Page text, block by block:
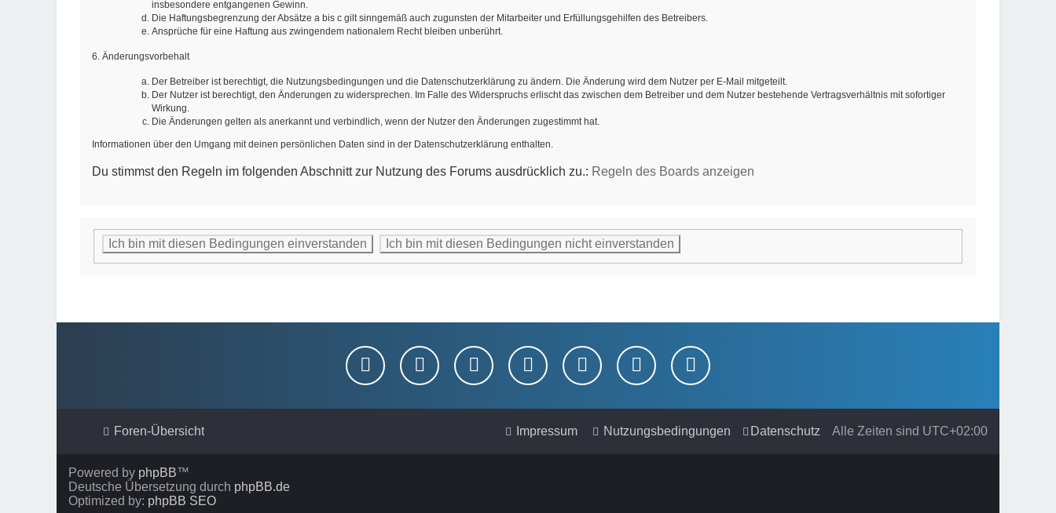
insbesondere entgangenen Gewinn.
Die Haftungsbegrenzung der Absätze a bis c gilt sinngemäß auch zugunsten der Mitarbeiter und Erfüllungsgehilfen des Betreibers.
Ansprüche für eine Haftung aus zwingendem nationalem Recht bleiben unberührt.
6. Änderungsvorbehalt
Der Betreiber ist berechtigt, die Nutzungsbedingungen und die Datenschutzerklärung zu ändern. Die Änderung wird dem Nutzer per E-Mail mitgeteilt.
Der Nutzer ist berechtigt, den Änderungen zu widersprechen. Im Falle des Widerspruchs erlischt das zwischen dem Betreiber und dem Nutzer bestehende Vertragsverhältnis mit sofortiger
Wirkung.
Die Änderungen gelten als anerkannt und verbindlich, wenn der Nutzer den Änderungen zugestimmt hat.
Informationen über den Umgang mit deinen persönlichen Daten sind in der Datenschutzerklärung enthalten.
Du stimmst den Regeln im folgenden Abschnitt zur Nutzung des Forums ausdrücklich zu.: Regeln des Boards anzeigen
Foren-Übersicht Alle Zeiten sind UTC+02:00
Datenschutz
Nutzungsbedingungen
Impressum
Powered by phpBB™
Deutsche Übersetzung durch phpBB.de
Optimized by: phpBB SEO